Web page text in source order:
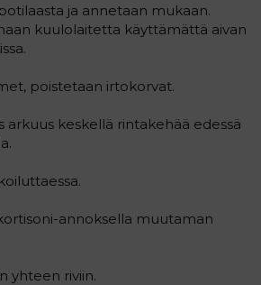
ja annetaan mukaan.
kuulolaitetta käyttämättä aivan
poistetaan irtokorvat.
arkuus keskellä rintakehää edessä
annoksella muutaman
yhteen riviin.